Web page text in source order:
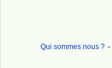
Qui sommes nous ?